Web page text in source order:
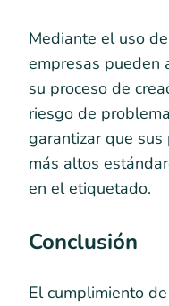
Mediante el uso
empresas pueden
su proceso de
riesgo de
garantizar que
más altos
en el etiquetado.
Conclusión
El cumplimiento